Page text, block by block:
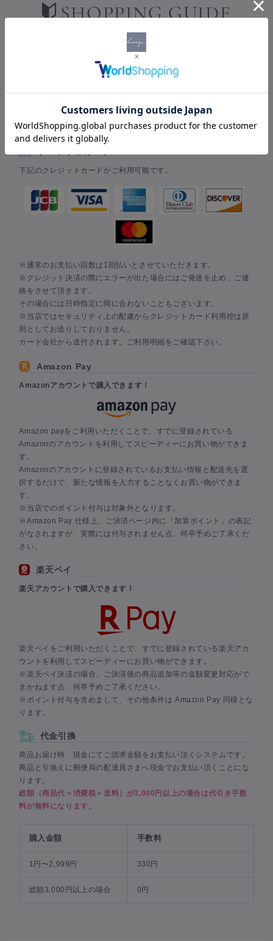
SHOPPING GUIDE
ショッピングガイド
PAYMENT
お支払い方法は、クレジットカード・AmazonPay・楽天ペイ・代
金引換からお選びいただけます。
下記のクレジットカードがご利用可能です。
※通常のお支払い回数は1回払いとさせていただきます。
※クレジット決済の際にエラーが出た場合にはご発送を止め、ご連
絡をさせて頂きます。
その場合には日時指定に間に合わないこともございます。
※当店ではセキュリティ上の配慮からクレジットカード利用控は原
則としてお送りしておりません。
カード会社から送付されます。ご利用明細をご確認下さい。
Amazon Pay
Amazonアカウントで購入できます！
Amazon payをご利用いただくことで、すでに登録されている
Amazonのアカウントを利用してスピーディーにお買い物ができま
す。
Amazonのアカウントに登録されているお支払い情報と配送先を選
択するだけで、新たな情報を入力することなくお買い物ができま
す。
※当店でのポイント付与は対象外となります。
※Amazon Pay 仕様上、ご決済ページ内に「加算ポイント」の表記
がなされますが、実際には付与されません点、何卒予めご了承くだ
さい。
楽天ペイ
楽天アカウントで購入できます！
楽天ペイをご利用いただくことで、すでに登録されている楽天アカ
ウントを利用してスピーディーにお買い物ができます。
※楽天ペイ決済の場合、ご決済後の商品追加等の金額変更対応がで
きかねます点、何卒予めご了承ください。
※ポイント付与を含めまして、その他条件は Amazon Pay 同様とな
ります。
代金引換
商品お届け時、現金にてご請求金額をお支払い頂くシステムです。
商品と引換えに郵便局の配達員さまへ現金でお支払い頂くことにな
ります。
総額（商品代＋消費税＋送料）が3,000円以上の場合は代引き手数
料が無料になります。
購入金額 手数料
1円〜2,999円 330円
総額3,000円以上の場合 0円